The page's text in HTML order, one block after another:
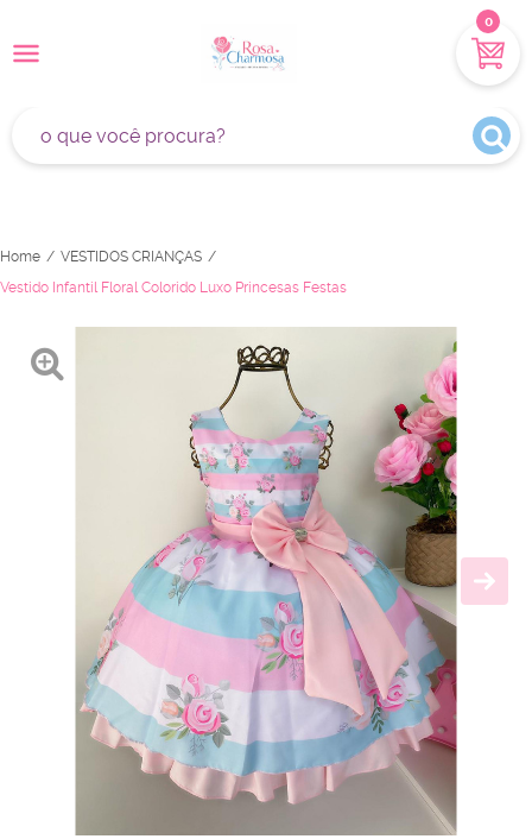
0
Home
VESTIDOS CRIANÇAS
Vestido Infantil Floral Colorido Luxo Princesas Festas